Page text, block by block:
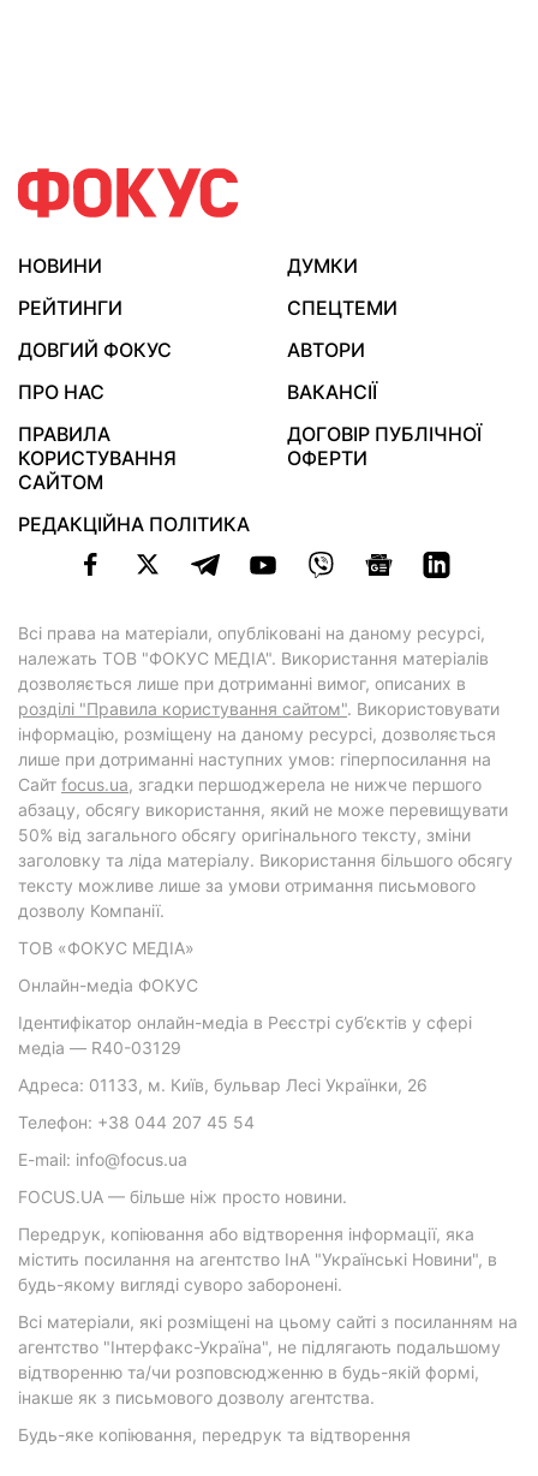
НОВИНИ
ДУМКИ
РЕЙТИНГИ
СПЕЦТЕМИ
ДОВГИЙ ФОКУС
АВТОРИ
ПРО НАС
ВАКАНСІЇ
ПРАВИЛА
КОРИСТУВАННЯ
САЙТОМ
ДОГОВІР ПУБЛІЧНОЇ
ОФЕРТИ
РЕДАКЦІЙНА ПОЛІТИКА
Всі права на матеріали, опубліковані на даному ресурсі,
належать ТОВ "ФОКУС МЕДІА". Використання матеріалів
дозволяється лише при дотриманні вимог, описаних в
розділі "Правила користування сайтом". Використовувати
інформацію, розміщену на даному ресурсі, дозволяється
лише при дотриманні наступних умов: гіперпосилання на
Cайт focus.ua, згадки першоджерела не нижче першого
абзацу, обсягу використання, який не може перевищувати
50% від загального обсягу оригінального тексту, зміни
заголовку та ліда матеріалу. Використання більшого обсягу
тексту можливе лише за умови отримання письмового
дозволу Компанії.
ТОВ «ФОКУС МЕДІА»
Онлайн-медіа ФОКУС
Ідентифікатор онлайн-медіа в Реєстрі суб’єктів у сфері
медіа — R40-03129
Адреса: 01133, м. Київ, бульвар Лесі Українки, 26
Телефон: +38 044 207 45 54
E-mail: info@focus.ua
FOCUS.UA — більше ніж просто новини.
Передрук, копіювання або відтворення інформації, яка
містить посилання на агентство ІнА "Українські Новини", в
будь-якому вигляді суворо заборонені.
Всі матеріали, які розміщені на цьому сайті з посиланням на
агентство "Інтерфакс-Україна", не підлягають подальшому
відтворенню та/чи розповсюдженню в будь-якій формі,
інакше як з письмового дозволу агентства.
Будь-яке копіювання, передрук та відтворення